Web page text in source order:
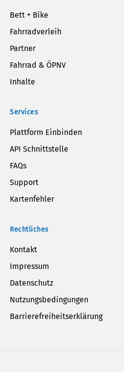
Bett + Bike
Fahrradverleih
Partner
Fahrrad & ÖPNV
Inhalte
Services
Plattform Einbinden
API Schnittstelle
FAQs
Support
Kartenfehler
Rechtliches
Kontakt
Impressum
Datenschutz
Nutzungsbedingungen
Barrierefreiheitserklärung